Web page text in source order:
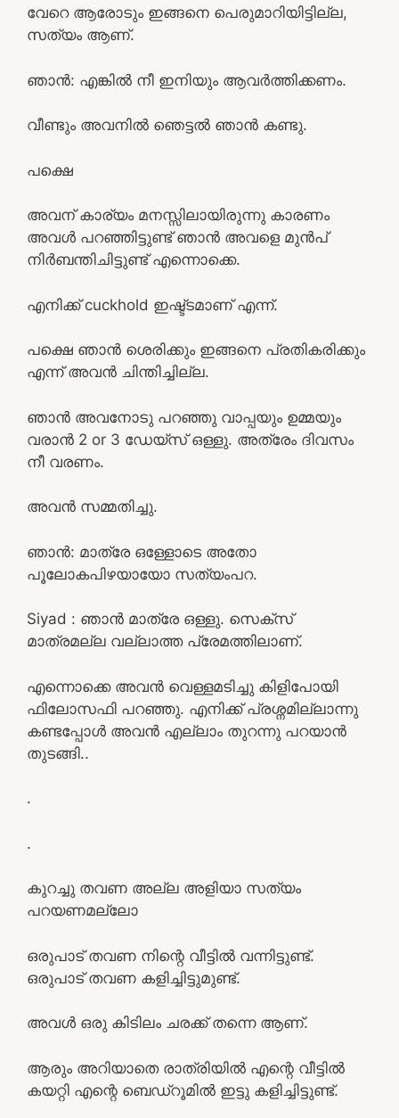
വേറെ ആരോടും ഇങ്ങനെ പെരുമാറിയിട്ടില്ല,
സത്യം ആണ്.
ഞാന്‍: എങ്കില്‍ നീ ഇനിയും ആവർത്തിക്കണം.
വീണ്ടും അവനിൽ ഞെട്ടൽ ഞാൻ കണ്ടു.
പക്ഷെ
അവന്‌ കാര്യം മനസ്സിലായിരുന്നു കാരണം
അവൾ പറഞ്ഞിട്ടുണ്ട് ഞാൻ അവളെ മുൻപ്
നിർബന്തിചിട്ടുണ്ട് എന്നൊക്കെ.
എനിക്ക് cuckhold ഇഷ്ട്ടമാണ് എന്ന്.
പക്ഷെ ഞാൻ ശെരിക്കും ഇങ്ങനെ പ്രതികരിക്കും
എന്ന് അവൻ ചിന്തിച്ചില്ല.
ഞാൻ അവനോടു പറഞ്ഞു വാപ്പയും ഉമ്മയും
വരാൻ 2 or 3 ഡേയ്സ് ഒള്ളു. അത്രേം ദിവസം
നീ വരണം.
അവൻ സമ്മതിച്ചു.
ഞാന്‍: മാത്രേ ഒള്ളോടെ അതോ
പൂലോകപിഴയായോ സത്യംപറ.
Siyad : ഞാന്‍ മാത്രേ ഒള്ളു. സെക്സ്
മാത്രമല്ല വല്ലാത്ത പ്രേമത്തിലാണ്.
എന്നൊക്കെ അവൻ വെള്ളമടിച്ചു കിളിപോയി
ഫിലോസഫി പറഞ്ഞു. എനിക്ക് പ്രശ്നമില്ലാന്നു
കണ്ടപ്പോൾ അവൻ എല്ലാം തുറന്നു പറയാൻ
തുടങ്ങി..
.
.
കുറച്ചു തവണ അല്ല അളിയാ സത്യം
പറയണമല്ലോ
ഒരുപാട് തവണ നിന്റെ വീട്ടിൽ വന്നിട്ടുണ്ട്.
ഒരുപാട് തവണ കളിച്ചിട്ടുമുണ്ട്.
അവള്‍ ഒരു കിടിലം ചരക്ക് തന്നെ ആണ്.
ആരും അറിയാതെ രാത്രിയിൽ എന്റെ വീട്ടിൽ
കയറ്റി എന്റെ ബെഡ്‌റൂമിൽ ഇട്ടു കളിച്ചിട്ടുണ്ട്.